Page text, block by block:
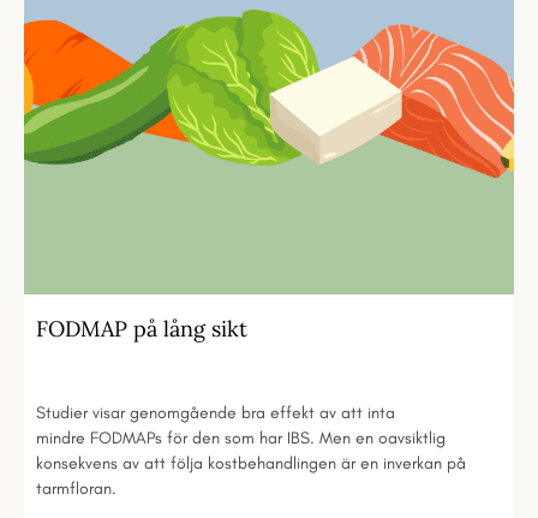
FODMAP på lång sikt
Studier visar genomgående bra effekt av att inta
mindre FODMAPs för den som har IBS. Men en oavsiktlig
konsekvens av att följa kostbehandlingen är en inverkan på
tarmfloran.